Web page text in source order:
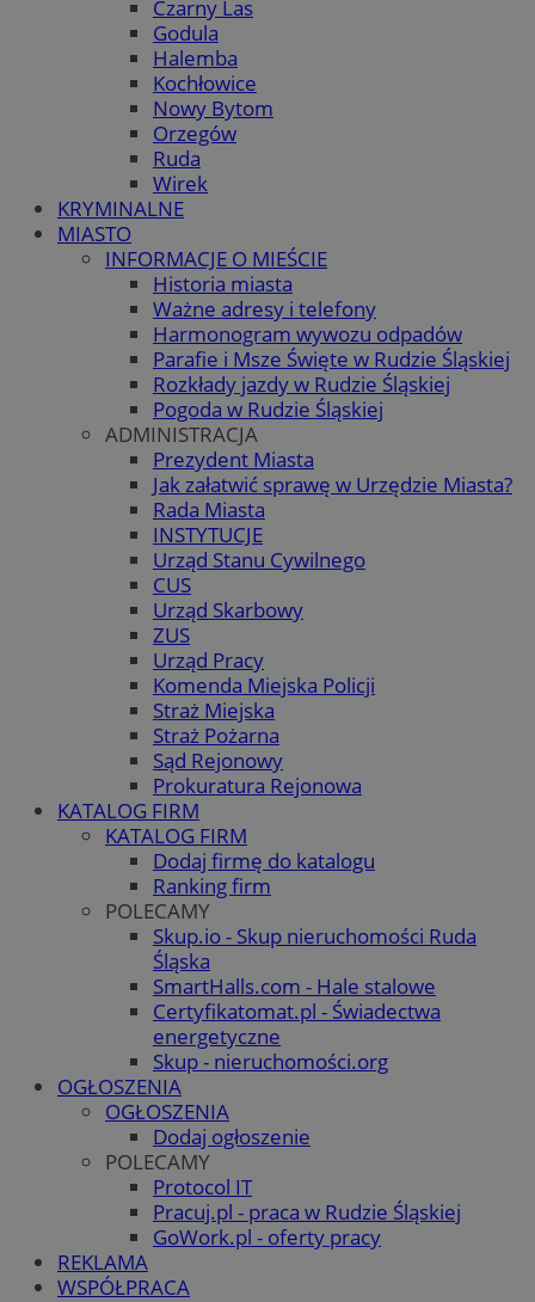
Czarny Las
Godula
Halemba
Kochłowice
Nowy Bytom
Orzegów
Ruda
Wirek
KRYMINALNE
MIASTO
INFORMACJE O MIEŚCIE
Historia miasta
Ważne adresy i telefony
Harmonogram wywozu odpadów
Parafie i Msze Święte w Rudzie Śląskiej
Rozkłady jazdy w Rudzie Śląskiej
Pogoda w Rudzie Śląskiej
ADMINISTRACJA
Prezydent Miasta
Jak załatwić sprawę w Urzędzie Miasta?
Rada Miasta
INSTYTUCJE
Urząd Stanu Cywilnego
CUS
Urząd Skarbowy
ZUS
Urząd Pracy
Komenda Miejska Policji
Straż Miejska
Straż Pożarna
Sąd Rejonowy
Prokuratura Rejonowa
KATALOG FIRM
KATALOG FIRM
Dodaj firmę do katalogu
Ranking firm
POLECAMY
Skup.io - Skup nieruchomości Ruda
Śląska
SmartHalls.com - Hale stalowe
Certyfikatomat.pl - Świadectwa
energetyczne
Skup - nieruchomości.org
OGŁOSZENIA
OGŁOSZENIA
Dodaj ogłoszenie
POLECAMY
Protocol IT
Pracuj.pl - praca w Rudzie Śląskiej
GoWork.pl - oferty pracy
REKLAMA
WSPÓŁPRACA